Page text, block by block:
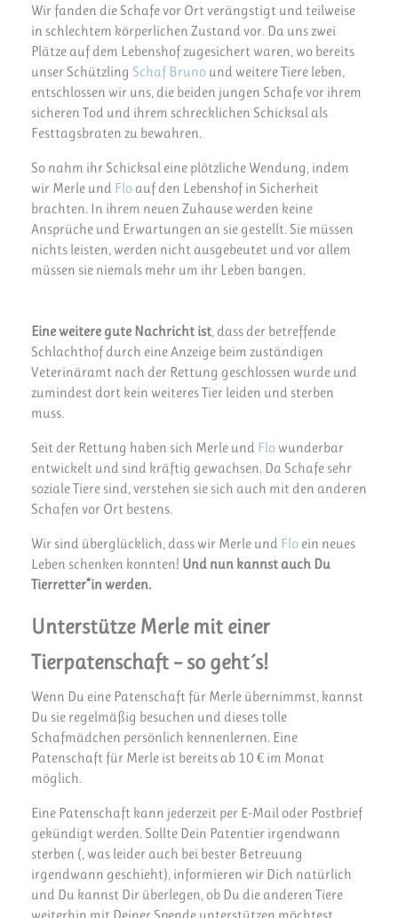
Wir fanden die Schafe vor Ort verängstigt und teilweise
in schlechtem körperlichen Zustand vor. Da uns zwei
Plätze auf dem Lebenshof zugesichert waren, wo bereits
unser Schützling Schaf Bruno und weitere Tiere leben,
entschlossen wir uns, die beiden jungen Schafe vor ihrem
sicheren Tod und ihrem schrecklichen Schicksal als
Festtagsbraten zu bewahren.
So nahm ihr Schicksal eine plötzliche Wendung, indem
wir Merle und Flo auf den Lebenshof in Sicherheit
brachten. In ihrem neuen Zuhause werden keine
Ansprüche und Erwartungen an sie gestellt. Sie müssen
nichts leisten, werden nicht ausgebeutet und vor allem
müssen sie niemals mehr um ihr Leben bangen.
Eine weitere gute Nachricht ist , dass der betreffende
Schlachthof durch eine Anzeige beim zuständigen
Veterinäramt nach der Rettung geschlossen wurde und
zumindest dort kein weiteres Tier leiden und sterben
muss.
Seit der Rettung haben sich Merle und Flowunderbar
entwickelt und sind kräftig gewachsen. Da Schafe sehr
soziale Tiere sind, verstehen sie sich auch mit den anderen
Schafen vor Ort bestens.
Wir sind überglücklich, dass wir Merle und Flo ein neues
Leben schenken konnten! Und nun kannst auch Du
Tierretter*in werden.
Unterstütze Merle mit einer
Tierpatenschaft – so geht´s!
Wenn Du eine Patenschaft für Merle übernimmst, kannst
Du sie regelmäßig besuchen und dieses tolle
Schafmädchen persönlich kennenlernen. Eine
Patenschaft für Merle ist bereits ab 10 € im Monat
möglich.
Eine Patenschaft kann jederzeit per E-Mail oder Postbrief
gekündigt werden. Sollte Dein Patentier irgendwann
sterben (, was leider auch bei bester Betreuung
irgendwann geschieht), informieren wir Dich natürlich
und Du kannst Dir überlegen, ob Du die anderen Tiere